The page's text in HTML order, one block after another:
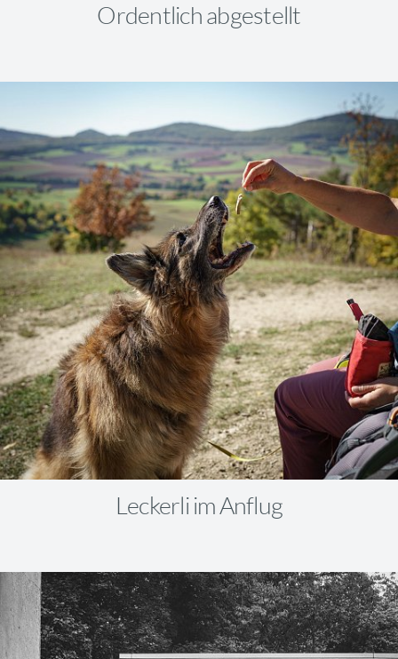
Ordentlich abgestellt
Leckerli im Anflug